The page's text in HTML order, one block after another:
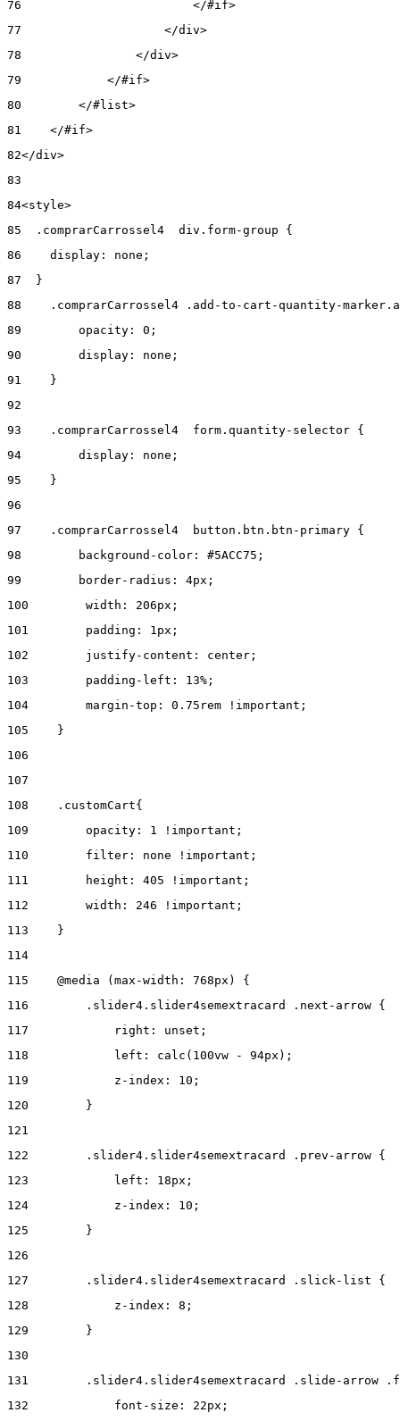
76
                        </#if>
77
                    </div>
78
                </div>
79
            </#if>
80
        </#list>
81
    </#if>
82</div>
83
84<style>
85
  .comprarCarrossel4  div.form-group {
86
    display: none;
87
  }
88
.comprarCarrossel4 .add-to-cart-quantity-
89
        opacity: 0;
90
        display: none;
91
    }
92
93
    .comprarCarrossel4  form.quantity-selector {
94
        display: none;
95
    }
96
97
    .comprarCarrossel4  button.btn.btn-primary {
98
        background-color: #5ACC75;
99
        border-radius: 4px;
100
        width: 206px;
101
        padding: 1px;
102
        justify-content: center;
103
        padding-left: 13%;
104
        margin-top: 0.75rem !important;
105
    }
106
107
108
    .customCart{
109
        opacity: 1 !important;
110
        filter: none !important;
111
        height: 405 !important;
112
        width: 246 !important;
113
    }
114
115
    @media (max-width: 768px) {
116
        .slider4.slider4semextracard .next-arrow {
117
            right: unset;
118
            left: calc(100vw - 94px);
119
            z-index: 10;
120
        }
121
122
        .slider4.slider4semextracard .prev-arrow {
123
            left: 18px;
124
            z-index: 10;
125
        }
126
127
        .slider4.slider4semextracard .slick-list {
128
            z-index: 8;
129
        }
130
131
.slider4.slider4semextracard .slide-arrow
132
            font-size: 22px;